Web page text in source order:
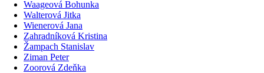
Waageová Bohunka
Walterová Jitka
Wienerová Jana
Zahradníková Kristina
Žampach Stanislav
Ziman Peter
Zoorová Zdeňka